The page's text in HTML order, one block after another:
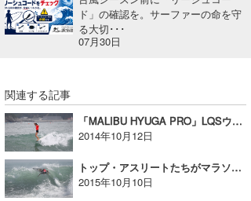
ド」の確認を。サーファーの命を守
る大切･･･
07月30日
関連する記事
「MALIBU HYUGA PRO」LQSウィメンズ優勝は吉川広夏、U-12グロム優勝は伊東李安琉
2014年10月12日
トップ・アスリートたちがマラソン・デーを支配する！ WSL QS 1,000、LT 1,000『Trump Hyuga Pro』開幕！
2015年10月10日